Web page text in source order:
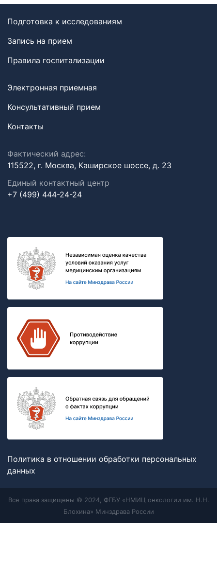
Подготовка к исследованиям
Запись на прием
Правила госпитализации
Электронная приемная
Консультативный прием
Контакты
Фактический адрес:
115522, г. Москва, Каширское шоссе, д. 23
Единый контактный центр
+7 (499) 444-24-24
Политика в отношении обработки персональных
данных
Все права защищены © 2024, ФГБУ «НМИЦ онкологии им. Н.Н.
Блохина» Минздрава России